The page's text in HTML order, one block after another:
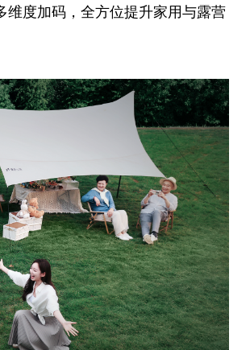
度加码，全方位提升家用与露营